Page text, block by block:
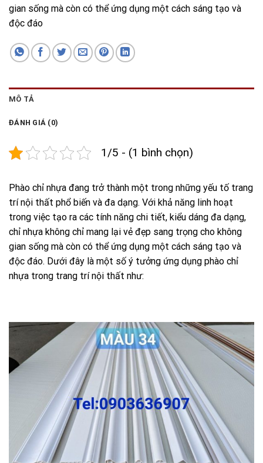
gian sống mà còn có thể ứng dụng một cách sáng tạo và
độc đáo
MÔ TẢ
ĐÁNH GIÁ (0)
1/5 - (1 bình chọn)
Phào chỉ nhựa đang trở thành một trong những yếu tố trang
trí nội thất phổ biến và đa dạng. Với khả năng linh hoạt
trong việc tạo ra các tính năng chi tiết, kiểu dáng đa dạng,
chỉ nhựa không chỉ mang lại vẻ đẹp sang trọng cho không
gian sống mà còn có thể ứng dụng một cách sáng tạo và
độc đáo. Dưới đây là một số ý tưởng ứng dụng phào chỉ
nhựa trong trang trí nội thất như: